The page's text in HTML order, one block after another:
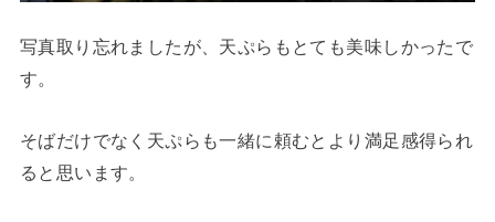
写真取り忘れましたが、天ぷらもとても美味しかったで
す。
そばだけでなく天ぷらも一緒に頼むとより満足感得られ
ると思います。